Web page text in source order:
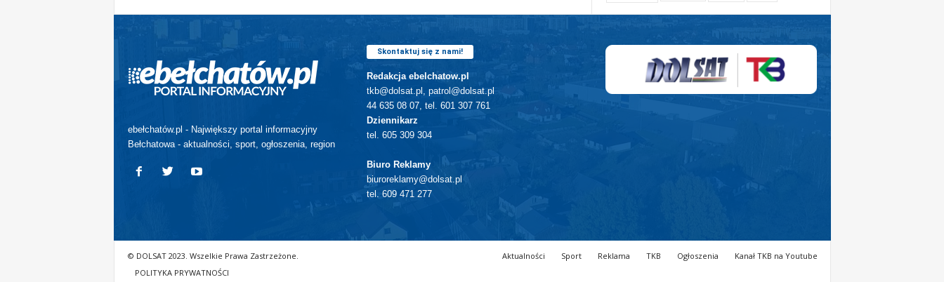
ebełchatów.pl - Największy portal informacyjny
Bełchatowa - aktualności, sport, ogłoszenia, region
Skontaktuj się z nami!
Redakcja ebelchatow.pl
tkb@dolsat.pl, patrol@dolsat.pl
44 635 08 07, tel. 601 307 761
Dziennikarz
tel. 605 309 304
Biuro Reklamy
biuroreklamy@dolsat.pl
tel. 609 471 277
Aktualności Sport Reklama TKB Ogłoszenia Kanał TKB na Youtube
© DOLSAT 2023. Wszelkie Prawa Zastrzeżone.
POLITYKA PRYWATNOŚCI